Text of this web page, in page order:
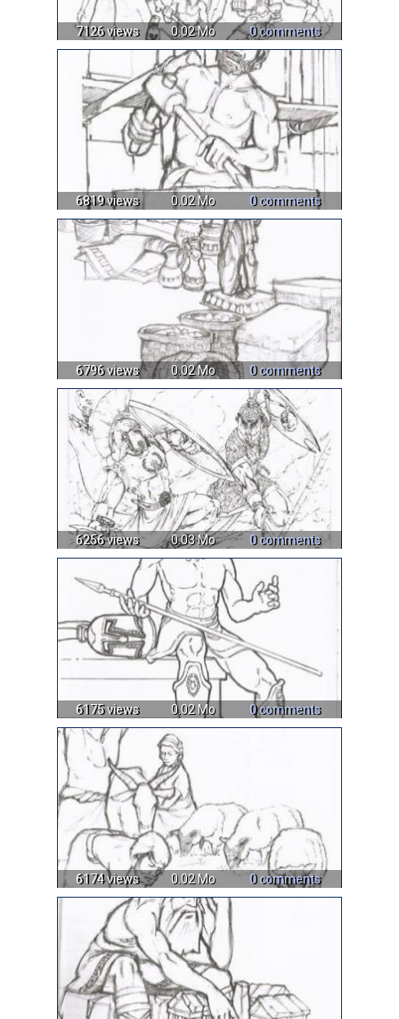
7126 views 0.02 Mo 0 comments
6819 views 0.02 Mo 0 comments
6796 views 0.02 Mo 0 comments
6256 views 0.03 Mo 0 comments
6175 views 0.02 Mo 0 comments
6174 views 0.02 Mo 0 comments